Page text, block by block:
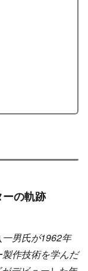
の軌跡
男氏が1962年
作技術を学んだ